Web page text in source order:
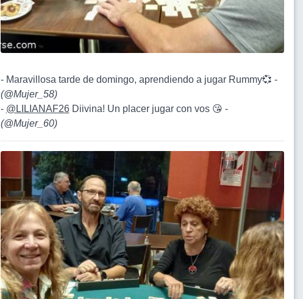
- Maravillosa tarde de domingo, aprendiendo a jugar Rummy💞 -
(@Mujer_58)
- @LILIANAF26Diivina! Un placer jugar con vos 😘 -
(@Mujer_60)